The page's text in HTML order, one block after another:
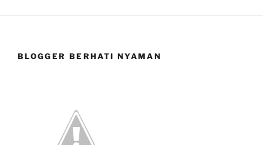
BLOGGER BERHATI NYAMAN